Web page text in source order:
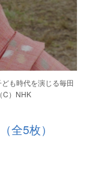
も時代を演じる毎田
C）NHK
全5枚）